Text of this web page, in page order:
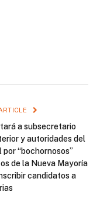
a subsecretario
y autoridades del
por “bochornosos”
de la Nueva Mayoría
candidatos a